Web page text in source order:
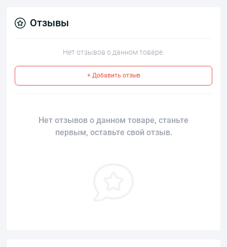
Отзывы
Нет отзывов о данном товаре.
+ Добавить отзыв
Нет отзывов о данном товаре, станьте
первым, оставьте свой отзыв.